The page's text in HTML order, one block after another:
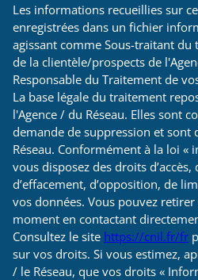
Les informations recueillies sur
enregistrées dans un fichier
agissant comme Sous-traitant
de la clientèle/prospects de
Responsable du Traitement de
La base légale du traitement
l'Agence / du Réseau. Elles sont
demande de suppression et sont
Réseau. Conformément à la loi «
vous disposez des droits
d’effacement, d’opposition, de
vos données. Vous pouvez
moment en contactant
Consultez le site https://cnil.fr/fr
sur vos droits. Si vous estimez,
/ le Réseau, que vos droits «